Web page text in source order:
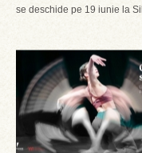
se deschide pe 19 iunie la